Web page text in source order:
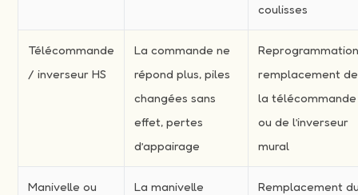
coulisses
Télécommande
/ inverseur HS
La commande ne
répond plus, piles
changées sans
effet, pertes
d’appairage
remplacement de
la télécommande
ou de l’inverseur
mural
Manivelle ou
La manivelle
Remplacement